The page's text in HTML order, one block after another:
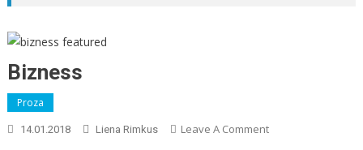
Bizness
Proza
14.01.2018 Liena Rimkus Leave A CommentOn